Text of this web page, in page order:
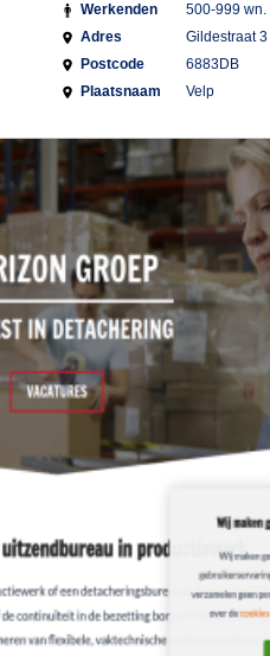
Werkenden
500-999 wn.
Adres
Gildestraat 3
Postcode
6883DB
Plaatsnaam
Velp